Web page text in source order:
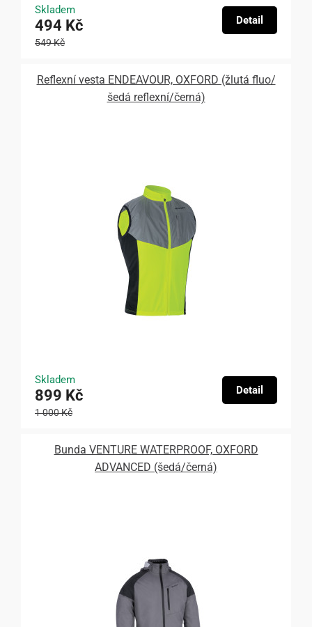
Skladem
494 Kč
549 Kč
Detail
Reflexní vesta ENDEAVOUR, OXFORD (žlutá fluo/
šedá reflexní/černá)
Skladem
899 Kč
1 000 Kč
Detail
Bunda VENTURE WATERPROOF, OXFORD
ADVANCED (šedá/černá)